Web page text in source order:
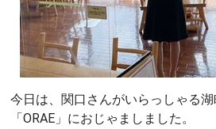
今日は、関口さんがいらっしゃる
「ORAE」におじゃましました。